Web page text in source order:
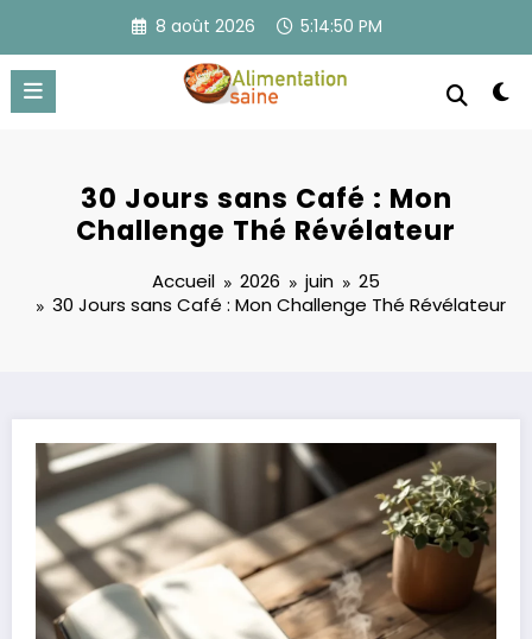
contenu
8 août 2026 5:14:50 PM
30 Jours sans Café : Mon
Challenge Thé Révélateur
Accueil 2026 juin
25
30 Jours sans Café : Mon Challenge Thé Révélateur